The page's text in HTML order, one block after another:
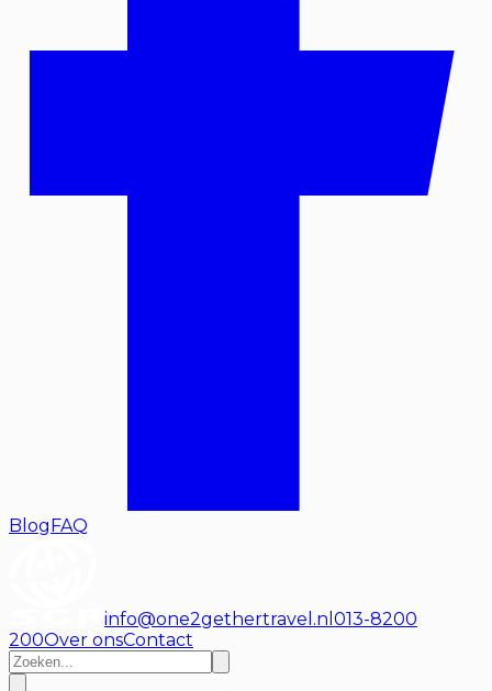
BlogFAQ
info@one2gethertravel.nl 013-8200
200Over onsContact